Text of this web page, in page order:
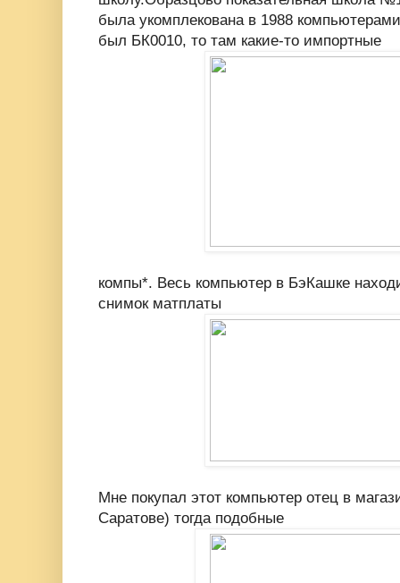
была укомплекована в 1988
был БК0010, то там какие-то импортные
компы*. Весь компьютер в БэКашке
снимок матплаты
Мне покупал этот компьютер отец в
Саратове) тогда подобные